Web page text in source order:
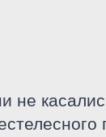
не